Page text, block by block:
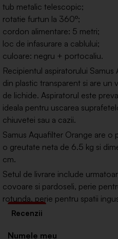
tub metalic telescopic;
rotatie furtun la 360º;
cordon alimentare: 5 metri;
loc de infasurare a cablului;
culoare: negru + portocaliu.
Recipientul aspiratorului
din plastic transparent si are un
de lichide. Aspiratorul este
ideala pentru uscarea
chiuvetei sau a cazii.
Samus Aquafilter Orange are o
o greutate neta de 6.5 kg si
cm.
Setul de livrare include
covoare si pardoseli, perie
rotunda, perie pentru spatii
Numele meu